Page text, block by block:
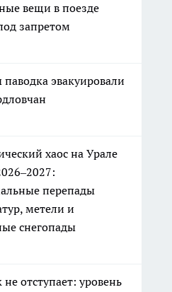
вещи в поезде
запретом
эвакуировали
хаос на Урале
перепады
метели и
снегопады
отступает: уровень